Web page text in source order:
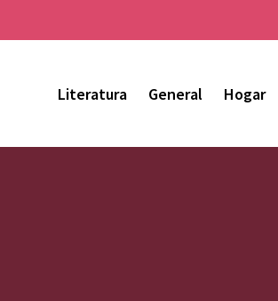
Literatura General Hogar